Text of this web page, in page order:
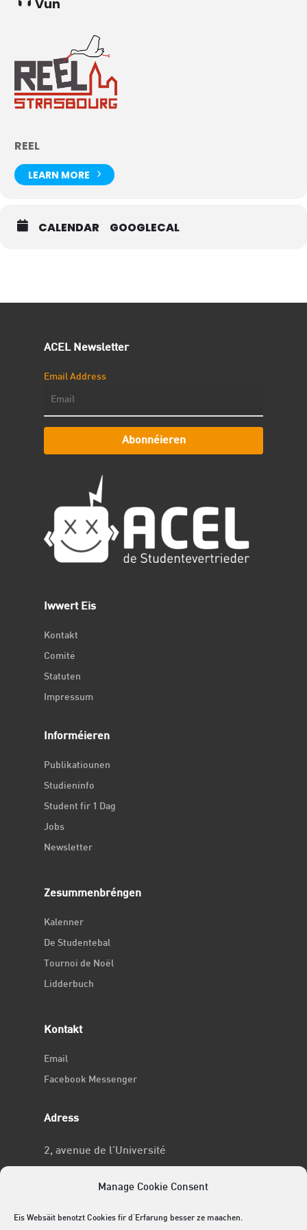
Manage Cookie Consent
Eis Websäit benotzt Cookies fir d'Erfarung besser ze maachen.
Vun
REEL
LEARN MORE
CALENDAR GOOGLECAL
ACEL Newsletter
Email Address
Abonnéieren
Iwwert Eis
Kontakt
Comité
Statuten
Impressum
Informéieren
Publikatiounen
Studieninfo
Student fir 1 Dag
Jobs
Newsletter
Zesummenbréngen
Kalenner
De Studentebal
Tournoi de Noël
Lidderbuch
Kontakt
Email
Facebook Messenger
Adress
2, avenue de l’Université
No RCSL